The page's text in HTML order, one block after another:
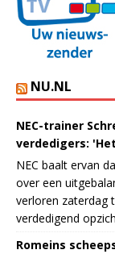
NU.NL
NEC-trainer
verdedigers:
NEC baalt ervan
over een
verloren zaterdag
verdedigend
Romeins